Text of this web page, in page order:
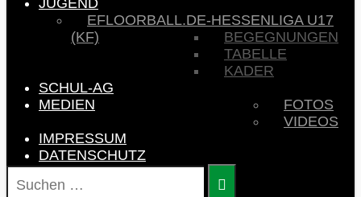
JUGEND
EFLOORBALL.DE-HESSENLIGA U17
(KF)
BEGEGNUNGEN
TABELLE
KADER
SCHUL-AG
MEDIEN
FOTOS
VIDEOS
IMPRESSUM
DATENSCHUTZ
SUCHEN
NACH: